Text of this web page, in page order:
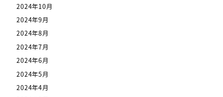
2024年10月
2024年9月
2024年8月
2024年7月
2024年6月
2024年5月
2024年4月